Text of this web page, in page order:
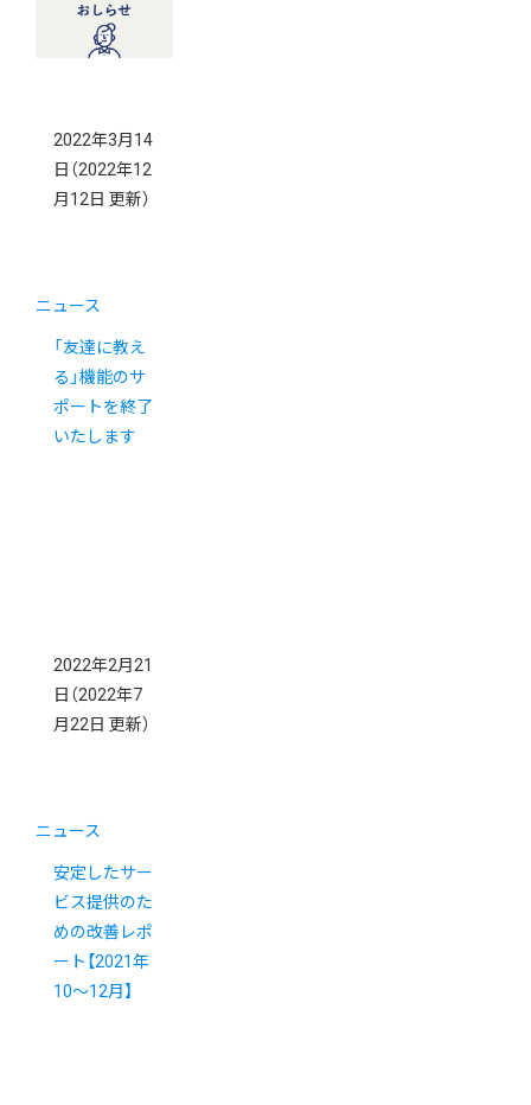
2022年3月14
日 （2022年12
月12日 更新）
ニュース
「友達に教え
る」機能のサ
ポートを終了
いたします
2022年2月21
日 （2022年7
月22日 更新）
ニュース
安定したサー
ビス提供のた
めの改善レポ
ート【2021年
10〜12月】